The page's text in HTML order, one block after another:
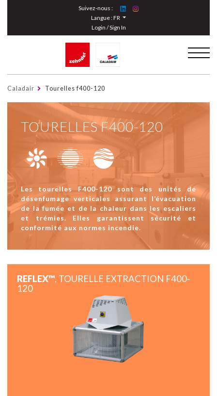
Suivez-nous :
Langue :FR
Login / Sign In
Caladair Tourelles f400-120
TOURELLES F400-120
Les tourelles F400-120 sont des unités de
désenfumage verticales assurant l’évacuation
de la fumée et de la chaleur dans les escaliers
et trémies. Elles garantissent sécurité et
conformité aux normes incendie.
REFLEX™, TOURELLE EXTRACTION F400-
120
Cookies management panel